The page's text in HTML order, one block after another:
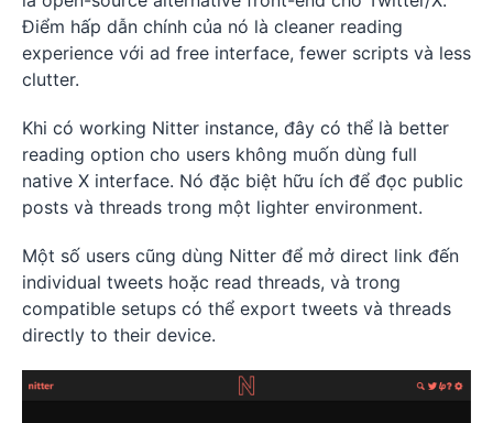
Điểm hấp dẫn chính của nó là cleaner reading
experience với ad free interface, fewer scripts và less
clutter.
Khi có working Nitter instance, đây có thể là better
reading option cho users không muốn dùng full
native X interface. Nó đặc biệt hữu ích để đọc public
posts và threads trong một lighter environment.
Một số users cũng dùng Nitter để mở direct link đến
individual tweets hoặc read threads, và trong
compatible setups có thể export tweets và threads
directly to their device.